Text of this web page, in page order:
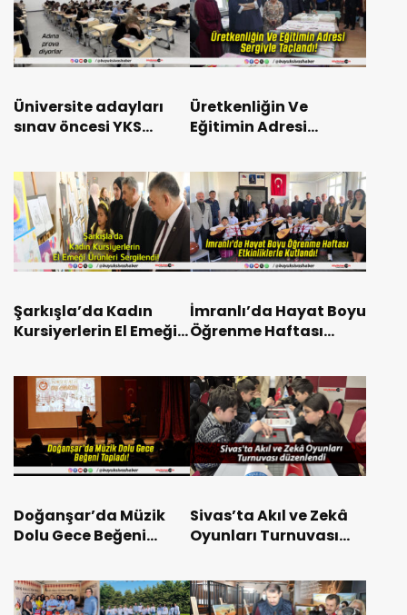
Üniversite adayları
sınav öncesi YKS
yaşadı
Üretkenliğin Ve
Eğitimin Adresi
Şarkışla’da Kadın
Kursiyerlerin El Emeği
İmranlı’da Hayat Boyu
Öğrenme Haftası
Doğanşar’da Müzik
Dolu Gece Beğeni
Sivas’ta Akıl ve Zekâ
Oyunları Turnuvası